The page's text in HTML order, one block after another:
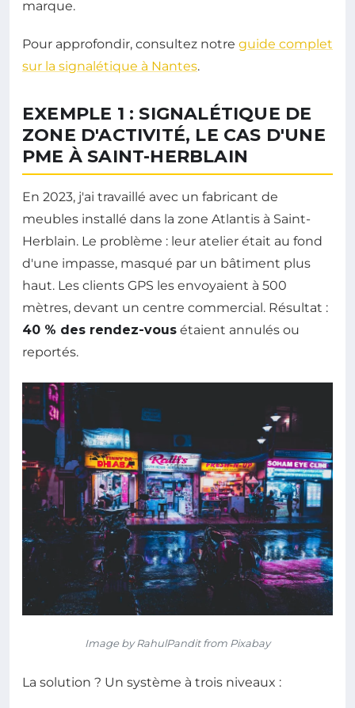
marque.
Pour approfondir, consultez notre guide complet
sur la signalétique à Nantes.
EXEMPLE 1 : SIGNALÉTIQUE DE
ZONE D'ACTIVITÉ, LE CAS D'UNE
PME À SAINT-HERBLAIN
En 2023, j'ai travaillé avec un fabricant de
meubles installé dans la zone Atlantis à Saint-
Herblain. Le problème : leur atelier était au fond
d'une impasse, masqué par un bâtiment plus
haut. Les clients GPS les envoyaient à 500
mètres, devant un centre commercial. Résultat :
40 % des rendez-vous étaient annulés ou
reportés.
Image by RahulPandit from Pixabay
La solution ? Un système à trois niveaux :